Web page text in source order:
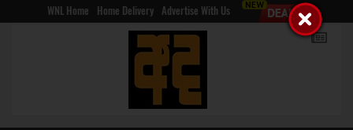
WNL Home Home Delivery Advertise With Us